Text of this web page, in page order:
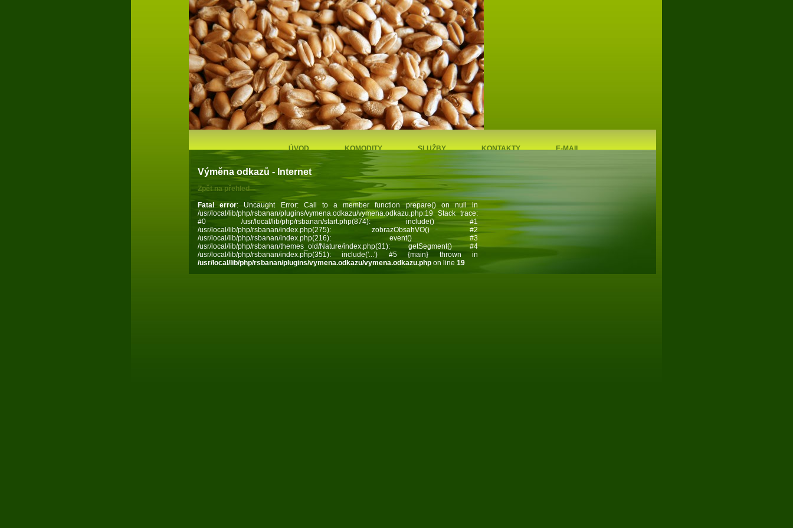
Agra Ústí nad
Orlicí
Nákup a prodej zemědělských komodit
ÚVOD KOMODITY SLUŽBY KONTAKTY E-MAIL
Výměna odkazů - Internet
Zpět na přehled
Fatal error: Uncaught Error: Call to a member function prepare() on null in
/usr/local/lib/php/rsbanan/plugins/vymena.odkazu/vymena.odkazu.php:19 Stack trace:
#0 /usr/local/lib/php/rsbanan/start.php(874): include() #1
/usr/local/lib/php/rsbanan/index.php(275): zobrazObsahVO() #2
/usr/local/lib/php/rsbanan/index.php(216): event() #3
/usr/local/lib/php/rsbanan/themes_old/Nature/index.php(31): getSegment() #4
/usr/local/lib/php/rsbanan/index.php(351): include('...') #5 {main} thrown in
/usr/local/lib/php/rsbanan/plugins/vymena.odkazu/vymena.odkazu.php on line 19